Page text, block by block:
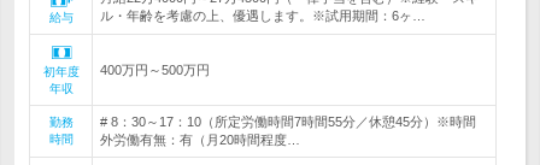
給与
ル・年齢を考慮の上、優遇します。※試用期間：6ヶ…
初年度
年収
400万円～500万円
勤務
時間
# 8：30～17：10（所定労働時間7時間55分／休憩45分）※時間
外労働有無：有（月20時間程度…